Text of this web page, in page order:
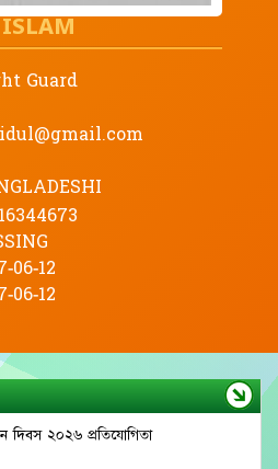
Guard
06-12
06-12
দিবস ২০২৬ প্রতিযোগিতা